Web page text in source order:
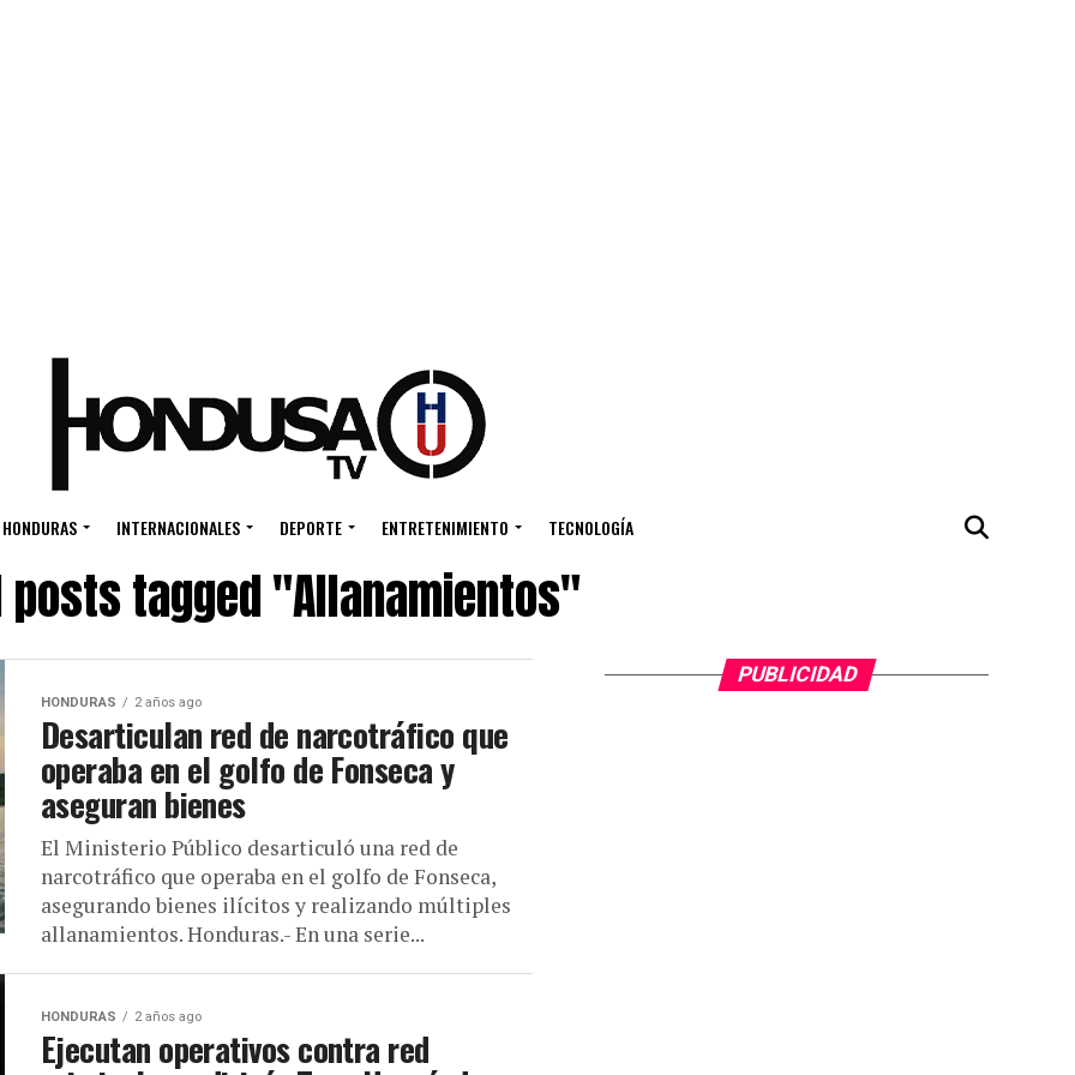
HONDURAS INTERNACIONALES DEPORTE ENTRETENIMIENTO TECNOLOGÍA
posts tagged "Allanamientos"
HONDURAS 2 años ago
Desarticulan red de narcotráfico que
operaba en el golfo de Fonseca y
aseguran bienes
El Ministerio Público desarticuló una red de
narcotráfico que operaba en el golfo de Fonseca,
asegurando bienes ilícitos y realizando múltiples
allanamientos. Honduras.- En una serie...
HONDURAS 2 años ago
Ejecutan operativos contra red
PUBLICIDAD